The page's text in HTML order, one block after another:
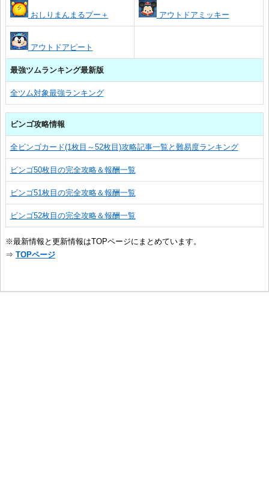
おしりまんまるプー＋ アウトドアミッキー
アウトドアピート
最強ツムランキング最新版
全ツム対象最強ランキング
ビンゴ攻略情報
全ビンゴカード(1枚目～52枚目)攻略記事一覧と難易度ランキング
ビンゴ50枚目の完全攻略＆報酬一覧
ビンゴ51枚目の完全攻略＆報酬一覧
ビンゴ52枚目の完全攻略＆報酬一覧
※最新情報と更新情報はTOPページにまとめています。
⇒ TOPページ